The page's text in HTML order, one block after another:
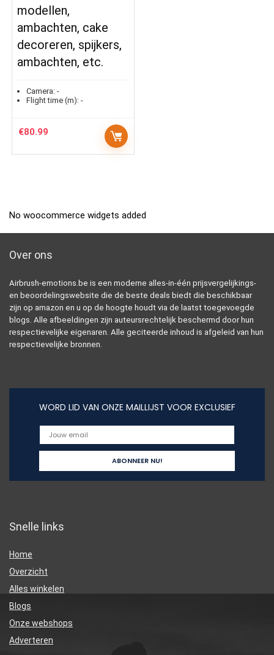
modellen,
ambachten, cake
decoreren, spijkers,
ambachten, etc.
Camera: -
Flight time (m): -
€80.99
No woocommerce widgets added
Over ons
Airbrush-emotions.be is een moderne alles-in-één prijsvergelijkings-
en beoordelingswebsite die de beste deals biedt die beschikbaar
zijn op amazon en u op de hoogte houdt via de laatst toegevoegde
blogs. Alle afbeeldingen zijn auteursrechtelijk beschermd door hun
respectievelijke eigenaren. Alle geciteerde inhoud is afgeleid van hun
respectievelijke bronnen.
WORD LID VAN ONZE MAILLIJST VOOR EXCLUSIEF
Snelle links
Home
Overzicht
Alles winkelen
Blogs
Onze webshops
Adverteren